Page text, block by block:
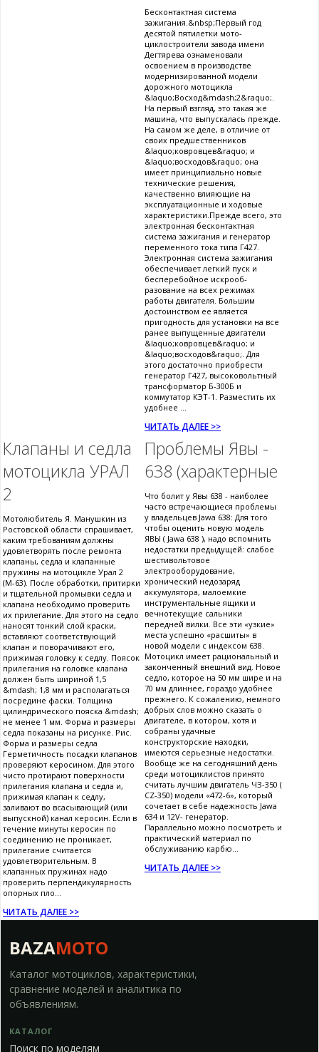
Бесконтактная система
зажигания.&nbsp;Первый год
десятой пятилетки мото-
циклостроители завода имени
Дегтярева ознаменовали
освоением в производстве
модернизированной модели
дорожного мотоцикла
&laquo;Восход&mdash;2&raquo;.
На первый взгляд, это такая же
машина, что выпускалась прежде.
На самом же деле, в отличие от
своих предшественников
&laquo;ковровцев&raquo; и
&laquo;восходов&raquo; она
имеет принципиально новые
технические решения,
качественно влияющие на
эксплуатационные и ходовые
характеристики.Прежде всего, это
электронная бесконтактная
система зажигания и генератор
переменного тока типа Г427.
Электронная система зажигания
обеспечивает легкий пуск и
бесперебойное искрооб-
разование на всех режимах
работы двигателя. Большим
достоинством ее является
пригодность для установки на все
ранее выпущенные двигатели
&laquo;ковровцев&raquo; и
&laquo;восходов&raquo;. Для
этого достаточно приобрести
генератор Г427, высоковольтный
трансформатор Б-300Б и
коммутатор КЭТ-1. Разместить их
удобнее ...
ЧИТАТЬ ДАЛЕЕ >>
Клапаны и седла
мотоцикла УРАЛ
2
Мотолюбитель Я. Манушкин из
Ростовской области спрашивает,
каким требованиям должны
удовлетворять после ремонта
клапаны, седла и клапанные
пружины на мотоцикле Урал 2
(М-63). После обработки, притирки
и тщательной промывки седла и
клапана необходимо проверить
их прилегание. Для этого на седло
наносят тонкий слой краски,
вставляют соответствующий
клапан и поворачивают его,
прижимая головку к седлу. Поясок
прилегания на головке клапана
должен быть шириной 1,5
&mdash; 1,8 мм и располагаться
посредине фаски. Толщина
цилиндрического пояска &mdash;
не менее 1 мм. Форма и размеры
седла показаны на рисунке. Рис.
Форма и размеры седла
Герметичность посадки клапанов
проверяют керосином. Для этого
чисто протирают поверхности
прилегания клапана и седла и,
прижимая клапан к седлу,
заливают во всасывающий (или
выпускной) канал керосин. Если в
течение минуты керосин по
соединению не проникает,
прилегание считается
удовлетворительным. В
клапанных пружинах надо
проверить перпендикулярность
опорных пло...
ЧИТАТЬ ДАЛЕЕ >>
Проблемы Явы -
638 (характерные
Что болит у Явы 638 - наиболее
часто встречающиеся проблемы
у владельцев Jawa 638: Для того
чтобы оценить новую модель
ЯВЫ ( Jawa 638 ), надо вспомнить
недостатки предыдущей: слабое
шестивольтовое
электрооборудование,
хронический недозаряд
аккумулятора, малоемкие
инструментальные ящики и
вечнотекущие сальники
передней вилки. Все эти «узкие»
места успешно «расшиты» в
новой модели с индексом 638.
Мотоцикл имеет рациональный и
законченный внешний вид. Новое
седло, которое на 50 мм шире и на
70 мм длиннее, гораздо удобнее
прежнего. К сожалению, немного
добрых слов можно сказать о
двигателе, в котором, хотя и
собраны удачные
конструкторские находки,
имеются серьезные недостатки.
Вообще же на сегодняшний день
среди мотоциклистов принято
считать лучшим двигатель ЧЗ-350 (
CZ-350) модели «472-6», который
сочетает в себе надежность Jawa
634 и 12V- генератор.
Параллельно можно посмотреть и
практический материал по
обслуживанию карбю...
ЧИТАТЬ ДАЛЕЕ >>
BAZAMOTO
Каталог мотоциклов, характеристики,
сравнение моделей и аналитика по
объявлениям.
КАТАЛОГ
Поиск по моделям